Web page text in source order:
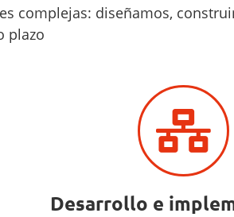
complejas: diseñamos,
plazo
Desarrollo e